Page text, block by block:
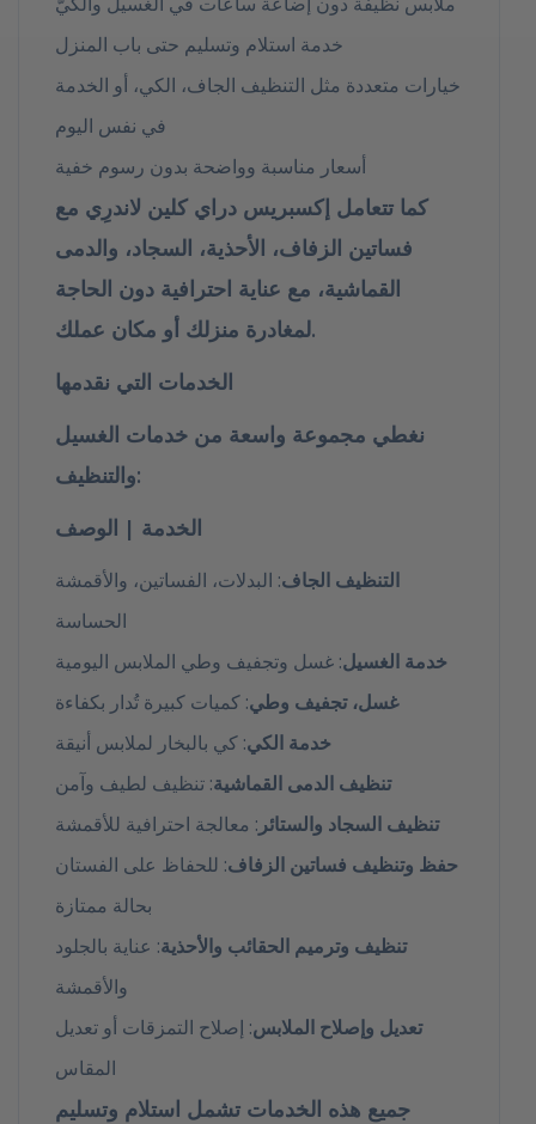
خدمة استلام وتسليم حتى باب المنزل
خيارات متعددة مثل التنظيف الجاف، الكي، أو الخدمة
في نفس اليوم
أسعار مناسبة وواضحة بدون رسوم خفية
كما تتعامل إكسبريس دراي كلين لاندرِي مع
فساتين الزفاف، الأحذية، السجاد، والدمى
القماشية، مع عناية احترافية دون الحاجة
لمغادرة منزلك أو مكان عملك.
الخدمات التي نقدمها
نغطي مجموعة واسعة من خدمات الغسيل
والتنظيف:
الخدمة | الوصف
التنظيف الجاف: البدلات، الفساتين، والأقمشة
الحساسة
خدمة الغسيل: غسل وتجفيف وطي الملابس اليومية
غسل، تجفيف وطي: كميات كبيرة تُدار بكفاءة
خدمة الكي: كي بالبخار لملابس أنيقة
تنظيف الدمى القماشية: تنظيف لطيف وآمن
تنظيف السجاد والستائر : معالجة احترافية للأقمشة
حفظ وتنظيف فساتين الزفاف: للحفاظ على الفستان
بحالة ممتازة
تنظيف وترميم الحقائب والأحذية: عناية بالجلود
والأقمشة
تعديل وإصلاح الملابس: إصلاح التمزقات أو تعديل
المقاس
جميع هذه الخدمات تشمل استلام وتسليم